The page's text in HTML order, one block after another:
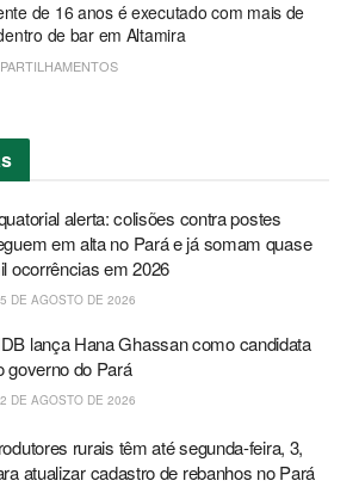
de 16 anos é executado com mais de
de bar em Altamira
alerta: colisões contra postes
em alta no Pará e já somam quase
ocorrências em 2026
5 DE AGOSTO DE 2026
lança Hana Ghassan como candidata
governo do Pará
2 DE AGOSTO DE 2026
rurais têm até segunda-feira, 3,
atualizar cadastro de rebanhos no Pará